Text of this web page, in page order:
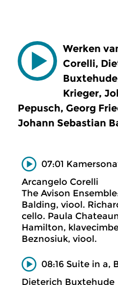
Werken
Corelli,
Krieger,
Pepusch, Georg
Johann Sebastian
07:01
Arcangelo Corelli
The Avison
Balding, viool.
cello. Paula
Hamilton,
Beznosiuk, viool.
08:16 Suite in a,
Dieterich Buxtehude